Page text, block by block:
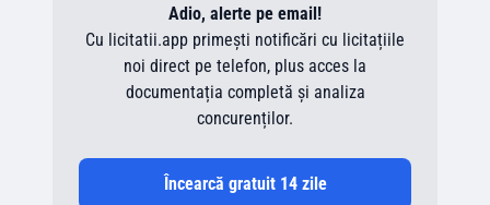
Adio, alerte pe email!
Cu licitatii.app primești notificări cu licitațiile
noi direct pe telefon, plus acces la
documentația completă și analiza
concurenților.
Încearcă gratuit 14 zile